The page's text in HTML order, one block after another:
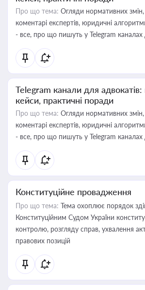
Про що тема: Огляди нормативних
коментарі експертів, юридичні
- все, про що пишуть у Telegram каналах
Telegram канали для адвокатів:
кейси, практичні поради
Про що тема: Огляди нормативних
коментарі експертів, юридичні
- все, про що пишуть у Telegram каналах
Конституційне провадження
Про що тема: Тема охоплює порядок
Конституційним Судом України
контролю, розгляду справ, ухвалення
правових позицій